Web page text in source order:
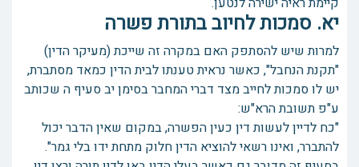
יא. סמכות לחיוב בתורת פשרה
למרות שיש להסתפק האם במקרה זה שייכת (מעיקר הדין)
"תקנת הנחבל", כאשר נראית טענתו לבית הדין כמאד מסתברת,
יש לו סמכות לחייב מצד דברי המחבר בסימן יב סעיף ה שכותב
ע"פ תשובת הרא"ש:
"כח לדיין לעשות דין כעין הפשרה, במקום שאין הדבר יכול
להתברר, ואינו רשאי להוציא הדין חלוק מתחת ידו בלי גמר".